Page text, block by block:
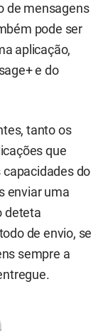
de mensagens
pode ser
aplicação,
e do
tanto os
que
capacidades do
enviar uma
deteta
de envio, se
sempre a